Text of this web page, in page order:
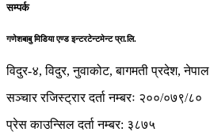
सम्पर्क
गणेशबाबु मिडिया एण्ड इन्टरटेन्टमेन्ट प्रा.लि.
विदुर-४, विदुर, नुवाकोट, बागमती प्रदेश, नेपाल
सञ्चार रजिस्ट्रार दर्ता नम्बरः २००/०७९/८०
प्रेस काउन्सिल दर्ता नम्बर: ३८७५